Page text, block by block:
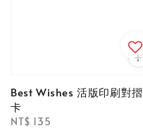
Best Wishes 活版印刷對摺
卡
Regular
NT$ 135